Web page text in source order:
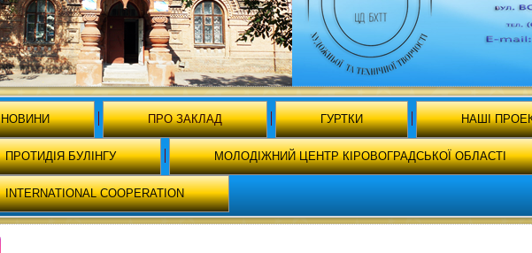
НОВИНИ ПРО ЗАКЛАД ГУРТКИ НАШІ
ПРОТИДІЯ БУЛІНГУ МОЛОДІЖНИЙ ЦЕНТР КІРОВОГРАДСЬКОЇ ОБЛАСТІ
INTERNATIONAL COOPERATION